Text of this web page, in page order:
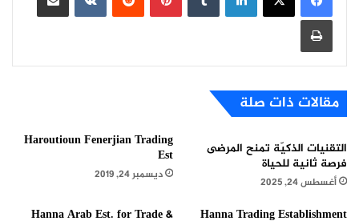
طباعة
مقالات ذات صلة
التقنيات الذكيّة تمنح المرضى
فرصة ثانية للحياة
أغسطس 24, 2025
Haroutioun Fenerjian Trading
Est
ديسمبر 24, 2019
Hanna Trading Establishment
Hanna Arab Est. for Trade &